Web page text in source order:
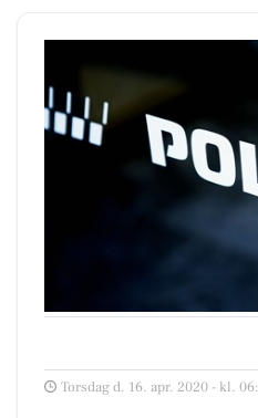
Torsdag d. 16. apr. 2020 - kl.